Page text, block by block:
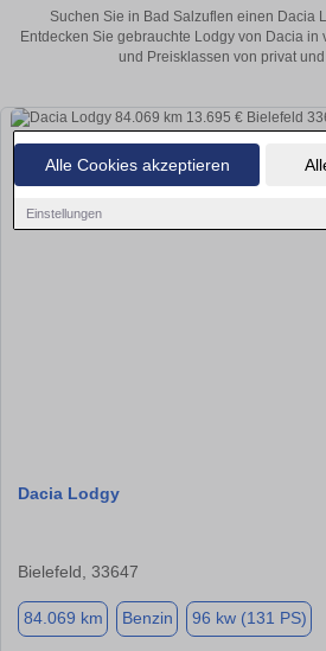
Alle Cookies akzeptieren
Einstellungen
Suchen Sie in Bad Salzuflen einen Dacia
Entdecken Sie gebrauchte Lodgy von Dacia in
und Preisklassen von privat
Dacia Lodgy
Bielefeld, 33647
84.069 km Benzin 96 kw (131 PS)